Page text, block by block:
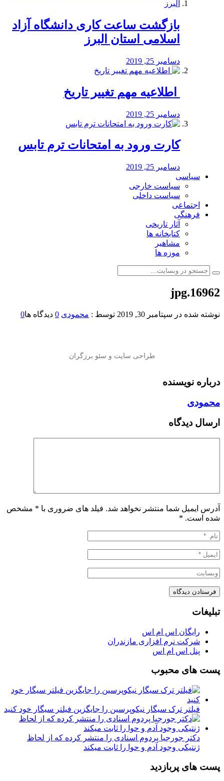
بازگشت ساعت کاری دانشگاه آزاد
اسلامی استان البرز
دسامبر 25, 2019
️ اطلاعیه مهم تغییر تاریخ
دسامبر 25, 2019
کارت ورود به امتحانات ترم تابس
دسامبر 25, 2019
سیاسی
سیاست خارجی
سیاست داخلی
اجتماعی
فرهنگی
آثار تاریخی
کتابخانه ها
مشاهیر
موزه ها
16962.jpg
نوشته شده در سپتامبر 30, 2019 توسط : محمودی 0 دیدگاه ها0
درباره نویسنده
محمودی
ارسال دیدگاه
آدرس ایمیل شما منتشر نخواهد شد. فیلد های ضروری با * مشخص
شده است. *
تبلیغات
رایگان اس ام اس
شرکت نرم افزاری مازندران
پنل اس ام اس
پست های محبوب
فیلتر ترک سیگار نیکوپرسین را جایگزین فیلتر سیگار خود کنید
دکتر جورجیا پردوم اسنادی را منتشر کرده که از لحاظ
ژنتیکی وجود آدم و حوا را ثابت میکند
پست های پربازدید